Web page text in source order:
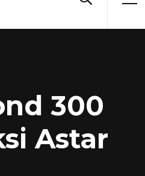
300
Astar